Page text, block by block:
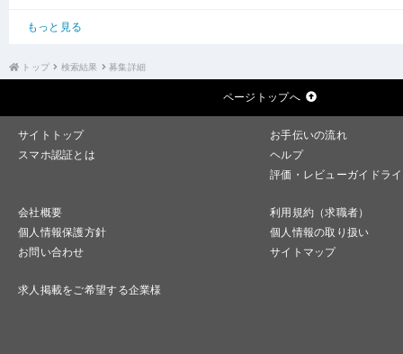
もっと見る
トップ 検索結果 募集詳細
ページトップへ
サイトトップ
お手伝いの流れ
スマホ認証とは
ヘルプ
評価・レビューガイドラ
会社概要
利用規約（求職者）
個人情報保護方針
個人情報の取り扱い
お問い合わせ
サイトマップ
求人掲載をご希望する企業様